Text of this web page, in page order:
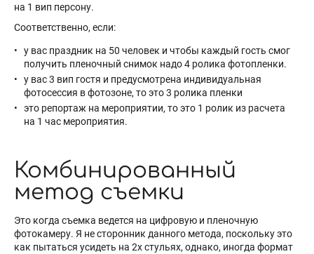
на 1 вип персону.
Соответственно, если:
у вас праздник на 50 человек и чтобы каждый гость смог
получить пленочный снимок надо 4 ролика фотопленки.
у вас 3 вип гостя и предусмотрена индивидуальная
фотосессия в фотозоне, то это 3 ролика пленки
это репортаж на мероприятии, то это 1 ролик из расчета
на 1 час мероприятия.
Комбинированный
метод съемки
Это когда съемка ведется на цифровую и пленочную
фотокамеру. Я не сторонник данного метода, поскольку это
как пытаться усидеть на 2х стульях, однако, иногда формат